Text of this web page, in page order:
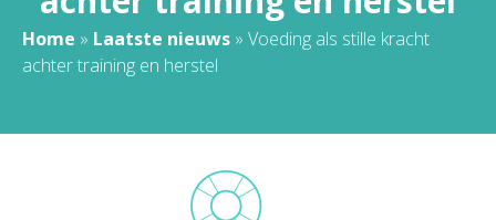
Home » Laatste nieuws » Voeding als stille kracht
achter training en herstel